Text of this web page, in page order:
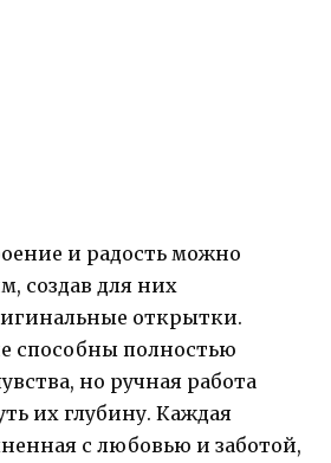
и радость можно
создав для них
открытки.
способны полностью
но ручная работа
их глубину. Каждая
с любовью и заботой,